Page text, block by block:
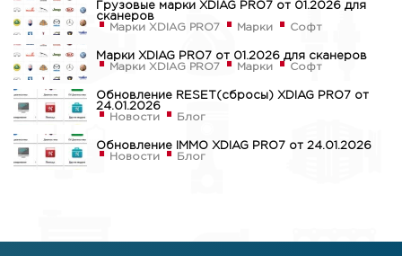
Грузовые марки XDIAG PRO7 от 01.2026 для
сканеров
Марки XDIAG PRO7
Марки Софт
Марки XDIAG PRO7 от 01.2026 для сканеров
Марки XDIAG PRO7
Марки Софт
Обновление RESET(сбросы) XDIAG PRO7 от
24.01.2026
Новости
Блог
Обновление IMMO XDIAG PRO7 от 24.01.2026
Новости
Блог